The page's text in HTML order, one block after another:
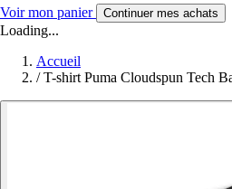
Voir mon panier Continuer mes achats
Loading...
Accueil
/ T-shirt Puma Cloudspun Tech